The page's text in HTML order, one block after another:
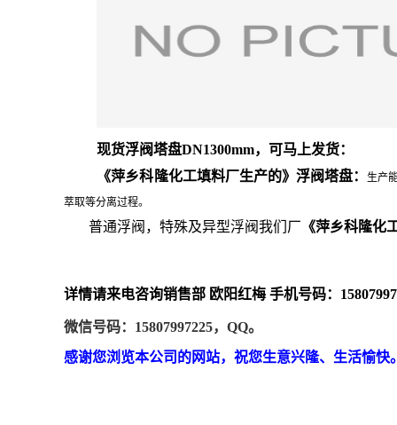
现货浮阀塔盘DN1300mm，可马上发货：
《萍乡科隆化工填料厂生产的》浮阀塔盘：
生产
萃取等分离过程。
普通浮阀，特殊及异型浮阀我们厂 《萍乡科隆化
详情请来电咨询销售部 欧阳红梅 手机号码：
微信号码： 15807997225，QQ。
感谢您浏览本公司的网站，祝您生意兴隆、生活愉快